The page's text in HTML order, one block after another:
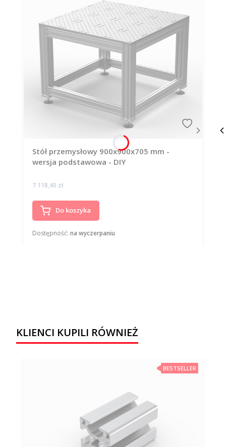
Stół przemysłowy 900x900x705 mm -
wersja podstawowa - DIY
Cena
7 118,40 zł
Do koszyka
Dostępność: na wyczerpaniu
KLIENCI KUPILI RÓWNIEŻ
BESTSELLER